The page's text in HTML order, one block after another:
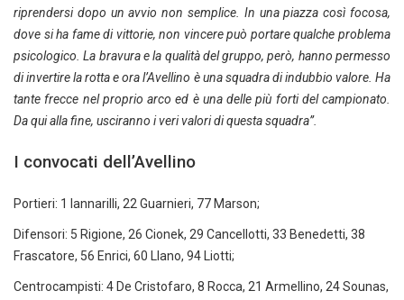
riprendersi dopo un avvio non semplice. In una piazza così focosa,
dove si ha fame di vittorie, non vincere può portare qualche problema
psicologico. La bravura e la qualità del gruppo, però, hanno permesso
di invertire la rotta e ora l’Avellino è una squadra di indubbio valore. Ha
tante frecce nel proprio arco ed è una delle più forti del campionato.
Da qui alla fine, usciranno i veri valori di questa squadra”.
I convocati dell’Avellino
Portieri: 1 Iannarilli, 22 Guarnieri, 77 Marson;
Difensori: 5 Rigione, 26 Cionek, 29 Cancellotti, 33 Benedetti, 38
Frascatore, 56 Enrici, 60 Llano, 94 Liotti;
Centrocampisti: 4 De Cristofaro, 8 Rocca, 21 Armellino, 24 Sounas,